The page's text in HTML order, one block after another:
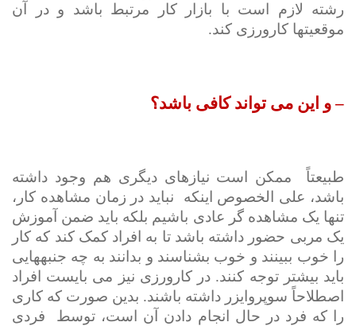
رشته لازم است با بازار کار مرتبط باشد و در آن
موقعیت­ها کارورزی کند.
– و این می تواند کافی باشد؟
طبیعتاً
ممکن است نیازهای دیگری هم وجود داشته
باشد، علی الخصوص اینکه
نباید در زمان مشاهده کار،
تنها یک مشاهده گر عادی باشیم بلکه باید ضمن آموزش
یک مربی حضور داشته باشد تا به افراد کمک کند که کار
را خوب ببینند و خوب بشناسند و بدانند به چه جنبه­هایی
باید بیشتر توجه کنند. در کارورزی نیز می بایست افراد
اصطلاحاً سوپروایزر داشته باشند. بدین صورت که کاری
را که فرد در حال انجام دادن آن است، توسط
فردی